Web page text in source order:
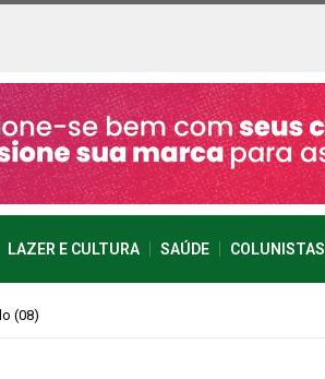
LAZER E CULTURA SAÚDE COLUNISTAS